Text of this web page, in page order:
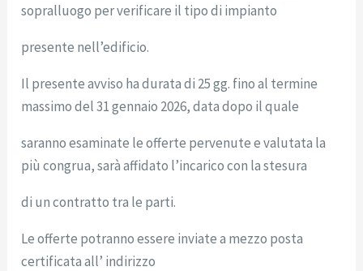
sopralluogo per verificare il tipo di impianto
presente nell’edificio.
Il presente avviso ha durata di 25 gg. fino al termine
massimo del 31 gennaio 2026, data dopo il quale
saranno esaminate le offerte pervenute e valutata la
più congrua, sarà affidato l’incarico con la stesura
di un contratto tra le parti.
Le offerte potranno essere inviate a mezzo posta
certificata all’ indirizzo